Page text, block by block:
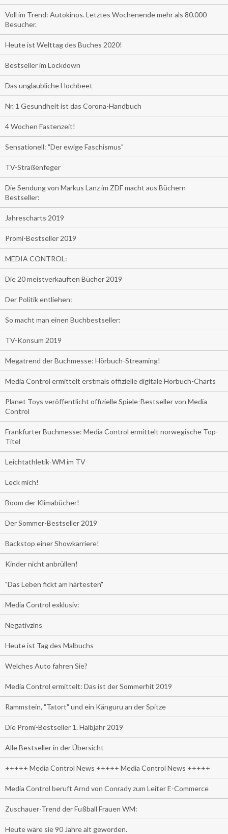
Voll im Trend: Autokinos. Letztes Wochenende mehr als 80.000
Besucher.
Heute ist Welttag des Buches 2020!
Bestseller im Lockdown
Das unglaubliche Hochbeet
Nr. 1 Gesundheit ist das Corona-Handbuch
4 Wochen Fastenzeit!
Sensationell: "Der ewige Faschismus"
TV-Straßenfeger
Die Sendung von Markus Lanz im ZDF macht aus Büchern
Bestseller:
Jahrescharts 2019
Promi-Bestseller 2019
MEDIA CONTROL:
Die 20 meistverkauften Bücher 2019
Der Politik entliehen:
So macht man einen Buchbestseller:
TV-Konsum 2019
Megatrend der Buchmesse: Hörbuch-Streaming!
Media Control ermittelt erstmals offizielle digitale Hörbuch-Charts
Planet Toys veröffentlicht offizielle Spiele-Bestseller von Media
Control
Frankfurter Buchmesse: Media Control ermittelt norwegische Top-
Titel
Leichtathletik-WM im TV
Leck mich!
Boom der Klimabücher!
Der Sommer-Bestseller 2019
Backstop einer Showkarriere!
Kinder nicht anbrüllen!
"Das Leben fickt am härtesten"
Media Control exklusiv:
Negativzins
Heute ist Tag des Malbuchs
Welches Auto fahren Sie?
Media Control ermittelt: Das ist der Sommerhit 2019
Rammstein, "Tatort" und ein Känguru an der Spitze
Die Promi-Bestseller 1. Halbjahr 2019
Alle Bestseller in der Übersicht
+++++ Media Control News +++++ Media Control News +++++
Media Control beruft Arnd von Conrady zum Leiter E-Commerce
Zuschauer-Trend der Fußball Frauen WM:
Heute wäre sie 90 Jahre alt geworden.